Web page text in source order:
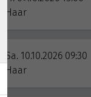
Haar
Sa. 10.10.2026 09:30
Haar